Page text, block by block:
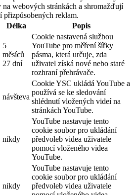
webových stránkách a shromažďují
přizpůsobených reklam.
Délka Popis
5
měsíců
27 dní
Cookie nastavená službou
YouTube pro měření šířky
pásma, která určuje, zda
uživatel získá nové nebo staré
rozhraní přehrávače.
návšteva
Cookie YSC ukládá YouTube a
používá se ke sledování
shlédnutí vložených videí na
stránkách YouTube.
nikdy
YouTube nastavuje tento
cookie soubor pro ukládání
předvoleb videa uživatele
pomocí vloženého videa
YouTube.
nikdy
YouTube nastavuje tento
cookie soubor pro ukládání
předvoleb videa uživatele